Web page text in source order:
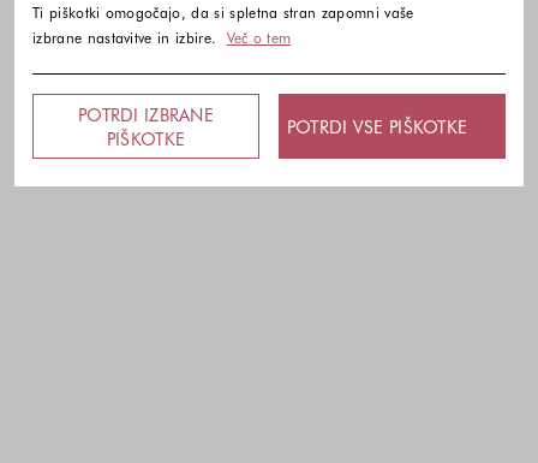
Ti piškotki omogočajo, da si spletna stran zapomni vaše
izbrane nastavitve in izbire.
Več o tem
POTRDI IZBRANE
PIŠKOTKE
POTRDI VSE PIŠKOTKE